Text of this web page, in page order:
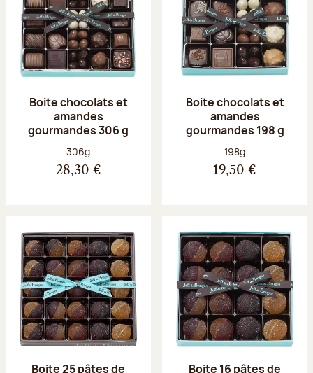
Boite chocolats et
amandes
gourmandes 306 g
Poids net :
306g
28,30 €
Boite chocolats et
amandes
gourmandes 198 g
Poids net :
198g
19,50 €
Boite 25 pâtes de Boite 16 pâtes de